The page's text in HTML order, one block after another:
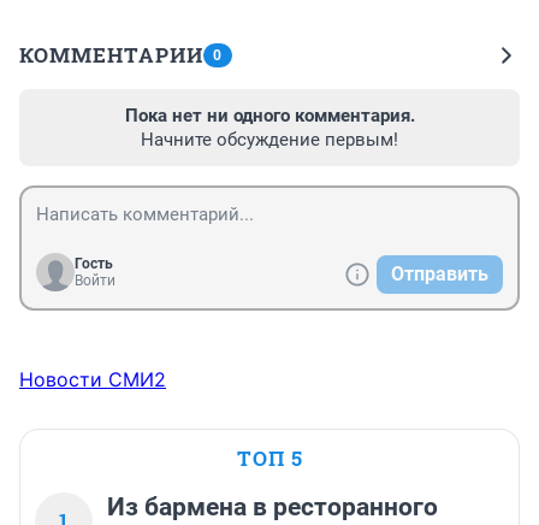
КОММЕНТАРИИ 0
Пока нет ни одного комментария.
Начните обсуждение первым!
Гость
Войти
Отправить
Новости СМИ2
ТОП 5
Из бармена в ресторанного